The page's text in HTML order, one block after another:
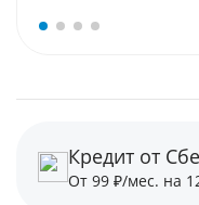
Кредит от
От 99 ₽/мес. на